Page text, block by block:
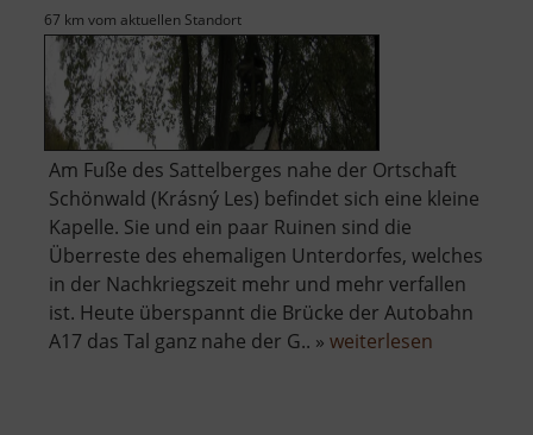
67 km vom aktuellen Standort
Am Fuße des Sattelberges nahe der Ortschaft
Schönwald (Krásný Les) befindet sich eine kleine
Kapelle. Sie und ein paar Ruinen sind die
Überreste des ehemaligen Unterdorfes, welches
in der Nachkriegszeit mehr und mehr verfallen
ist. Heute überspannt die Brücke der Autobahn
A17 das Tal ganz nahe der G.. » weiterlesen